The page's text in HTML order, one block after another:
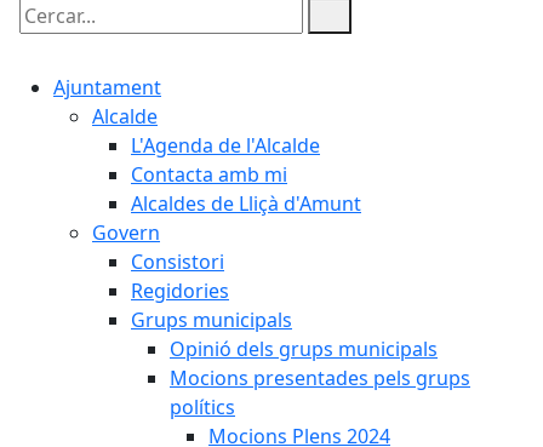
Cercar:
Ajuntament
Alcalde
L'Agenda de l'Alcalde
Contacta amb mi
Alcaldes de Lliçà d'Amunt
Govern
Consistori
Regidories
Grups municipals
Opinió dels grups municipals
Mocions presentades pels grups
polítics
Mocions Plens 2024